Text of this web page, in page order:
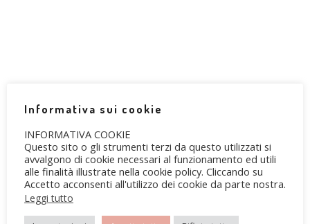
Informativa sui cookie
INFORMATIVA COOKIE
Questo sito o gli strumenti terzi da questo utilizzati si
avvalgono di cookie necessari al funzionamento ed utili
alle finalità illustrate nella cookie policy. Cliccando su
Accetto acconsenti all'utilizzo dei cookie da parte nostra.
Leggi tutto